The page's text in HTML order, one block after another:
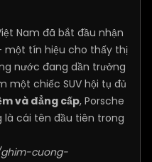
Nam đã bắt đầu nhận
một tín hiệu cho thấy thị
nước đang dần trưởng
một chiếc SUV hội tụ đủ
và đẳng cấp, Porsche
là cái tên đầu tiên trong
cuong-